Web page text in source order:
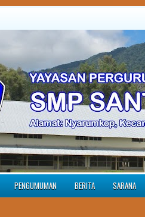
PENGUMUMAN BERITA SARANA